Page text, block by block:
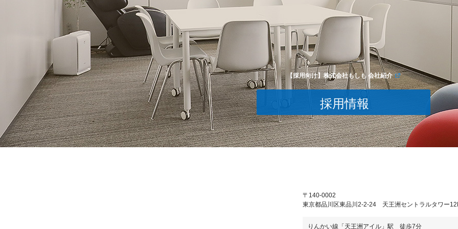
【採用向け】株式会社もしも 会社紹介
採用情報
〒140-0002
東京都品川区東品川2-2-24 天王洲セントラルタワー
りんかい線「天王洲アイル」駅 徒歩7分